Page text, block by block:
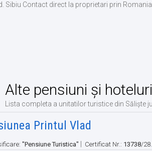
Sibiu Contact direct la proprietari prin
Alte pensiuni și
Lista completa a unitatilor turistice din Săliște
Printul Vlad
"Pensiune Turistica" Certificat Nr.: 13738/